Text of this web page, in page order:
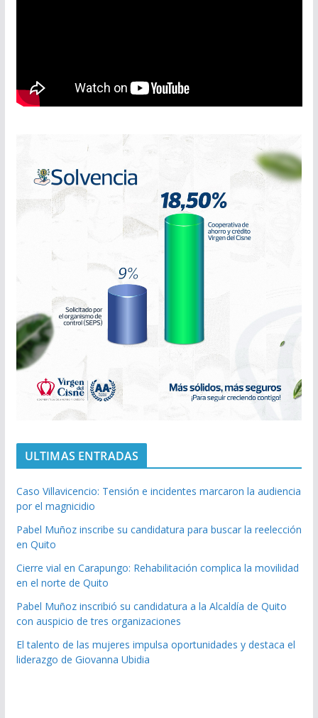
ULTIMAS ENTRADAS
Caso Villavicencio: Tensión e incidentes marcaron la audiencia
por el magnicidio
Pabel Muñoz inscribe su candidatura para buscar la reelección
en Quito
Cierre vial en Carapungo: Rehabilitación complica la movilidad
en el norte de Quito
Pabel Muñoz inscribió su candidatura a la Alcaldía de Quito
con auspicio de tres organizaciones
El talento de las mujeres impulsa oportunidades y destaca el
liderazgo de Giovanna Ubidia